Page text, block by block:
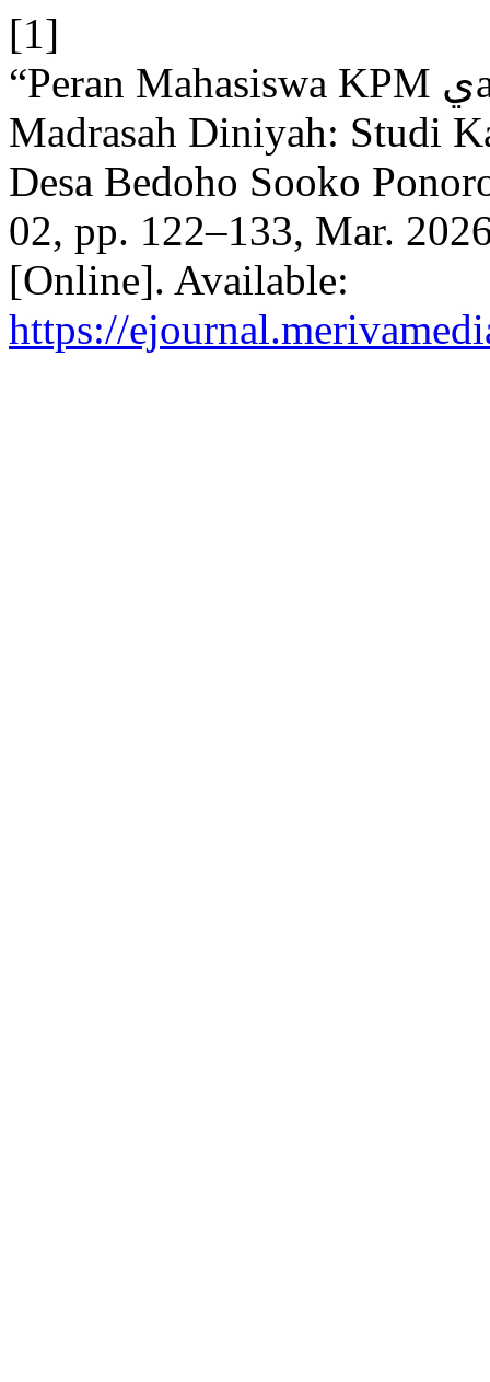
[1]
“Peran Mahasiswa KPM يalam Penguatan Pendidikan
Madrasah Diniyah: Studi
Desa Bedoho Sooko
02, pp. 122–133, Mar.
[Online]. Available:
https://